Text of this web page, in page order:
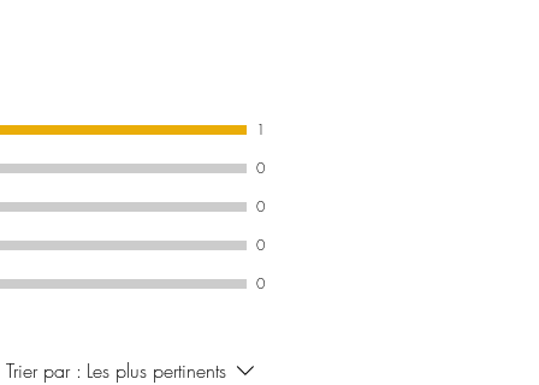
1
0
0
0
0
Trier par : Les plus pertinents